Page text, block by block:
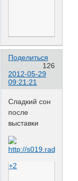
Поделиться
126
2012-05-29
09:21:21
Сладкий сон
после
выставки
+2